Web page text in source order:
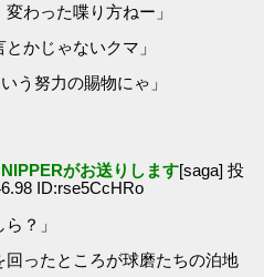
わった喋り方ねー」
かじゃないクマ」
う努力の賜物にゃ」
がお送りします[saga] 投
ID:rse5CcHRo
？」
ったところが球磨たちの泊地